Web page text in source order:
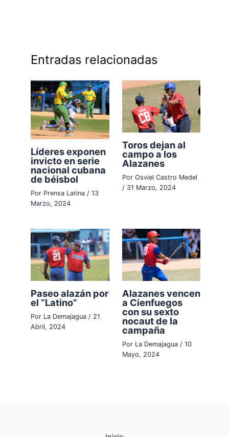
Entradas relacionadas
Líderes exponen
invicto en serie
nacional cubana
de béisbol
Por Prensa Latina /13
Marzo, 2024
Toros dejan al
campo a los
Alazanes
Por Osviel Castro Medel
/ 31 Marzo, 2024
Paseo alazán por
el “Latino”
Por La Demajagua / 21
Abril, 2024
Alazanes vencen
a Cienfuegos
con su sexto
nocaut de la
campaña
Por La Demajagua / 10
Mayo, 2024